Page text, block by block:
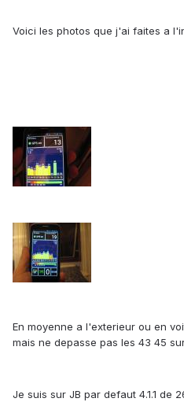
Voici les photos que j'ai faites a
En moyenne a l'exterieur ou en
mais ne depasse pas les 43 45
Je suis sur JB par defaut 4.1.1 de